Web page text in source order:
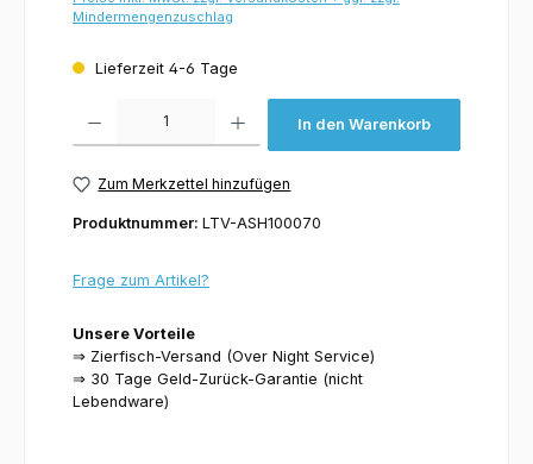
Mindermengenzuschlag
Lieferzeit 4-6 Tage
In den Warenkorb
Zum Merkzettel hinzufügen
Produktnummer: LTV-ASH100070
Frage zum Artikel?
Unsere Vorteile
⇒ Zierfisch-Versand (Over Night Service)
⇒ 30 Tage Geld-Zurück-Garantie (nicht
Lebendware)